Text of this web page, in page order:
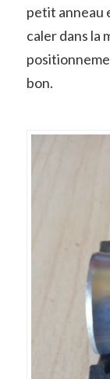
petit anneau
caler dans la
bon.